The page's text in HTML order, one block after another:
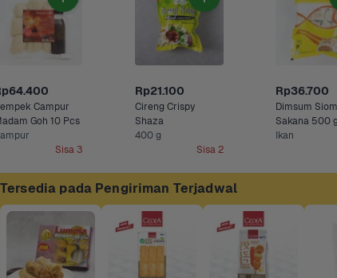
Campur
Goh 10 Pcs
Sisa 3
Rp21.100
Cireng Crispy
Shaza
400 g
Sisa 2
Rp36.700
Dimsum
Sakana 500 g
Ikan
Tersedia pada Pengiriman Terjadwal